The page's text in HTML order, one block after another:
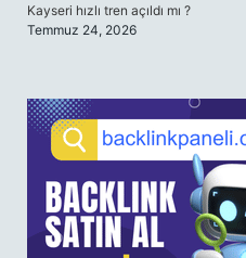
Kayseri hızlı tren açıldı mı ?
Temmuz 24, 2026